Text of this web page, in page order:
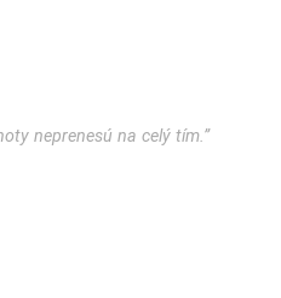
neprenesú na celý tím.”